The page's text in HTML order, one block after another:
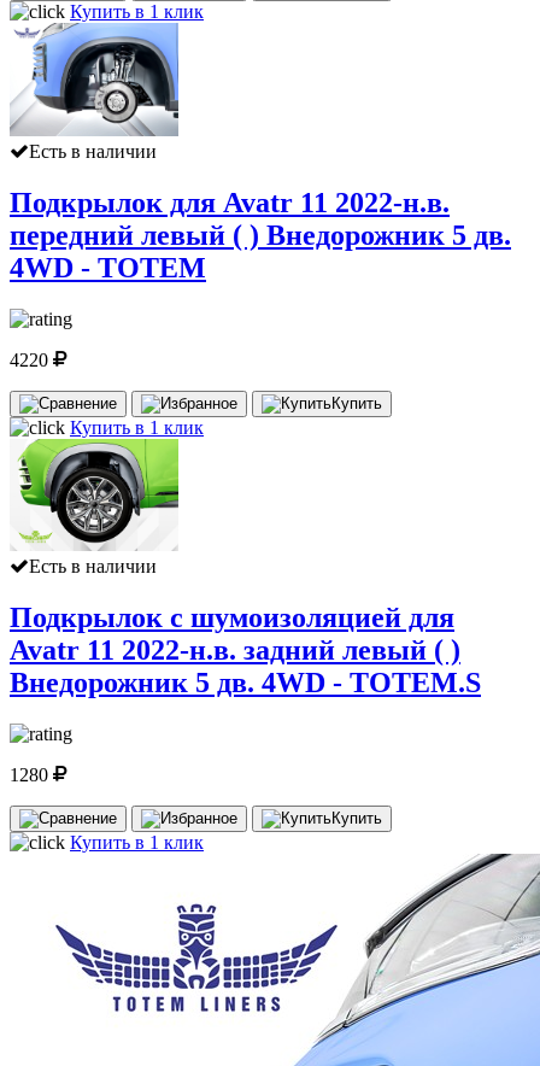
Купить в 1 клик
Есть в наличии
Подкрылок для Avatr 11 2022-н.в.
передний левый ( ) Внедорожник 5 дв.
4WD - TOTEM
4220
Купить
Купить в 1 клик
Есть в наличии
Подкрылок с шумоизоляцией для
Avatr 11 2022-н.в. задний левый ( )
Внедорожник 5 дв. 4WD - TOTEM.S
1280
Купить
Купить в 1 клик